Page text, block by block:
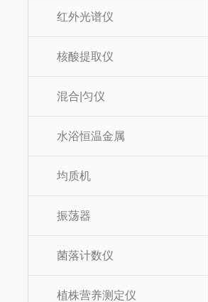
红外光谱仪
核酸提取仪
混合|匀仪
水浴恒温金属
均质机
振荡器
菌落计数仪
植株营养测定仪